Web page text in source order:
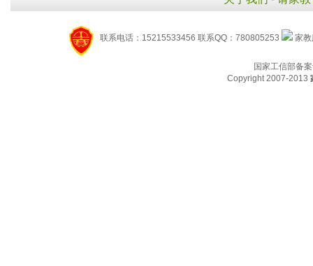
联系电话：15215533456 联系QQ：780805253 家
国家工信部备
Copyright 2007-2013